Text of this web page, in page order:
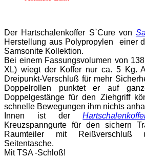
Der Hartschalenkoffer S`Cure von
Herstellung aus Polypropylen
einer
Samsonite Kollektion.
Bei einem Fassungsvolumen von
XL) wiegt der Koffer nur ca. 5 Kg.
Dreipunkt-Verschluß für mehr
Doppelrollen punktet er auf
Doppelgestänge für den Ziehgriff
schnelle Bewegungen ihm nichts
Innen ist der
Kreuzspanngurte für den sichern
Raumteiler mit
Seitentasche.
Mit TSA -Schloß!